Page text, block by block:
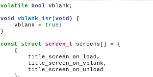
volatile bool vblank;
void vblank_isr(void )
vblank
= true ;
}
const struct screen_t screens[] =